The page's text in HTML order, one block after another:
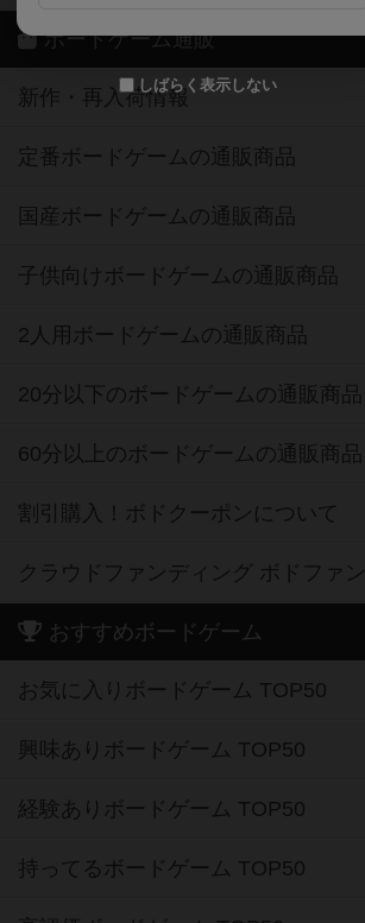
しばらく表示しない
ボードゲーム通販
新作・再入荷情報
定番ボードゲームの通販商品
国産ボードゲームの通販商品
子供向けボードゲームの通販商品
2人用ボードゲームの通販商品
20分以下のボードゲームの通販商品
60分以上のボードゲームの通販商品
割引購入！ボドクーポンについて
クラウドファンディング ボドファン
おすすめボードゲーム
お気に入りボードゲーム TOP50
興味ありボードゲーム TOP50
経験ありボードゲーム TOP50
持ってるボードゲーム TOP50